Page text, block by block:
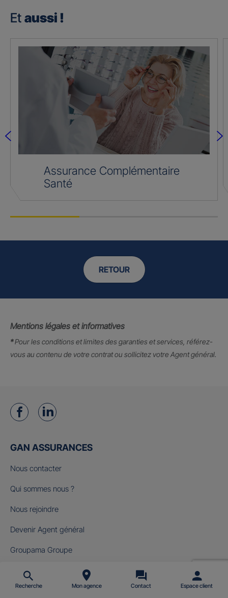
Et aussi !
Assurance Complémentaire
Santé
RETOUR
Mentions légales et informatives
*Pour les conditions et limites des garanties et services, référez-
vous au contenu de votre contrat ou sollicitez votre Agent général.
Recherche Mon agence Contact Espace client
GAN ASSURANCES
Nous contacter
Qui sommes nous ?
Nous rejoindre
Devenir Agent général
Groupama Groupe
Fondation Gan pour le Cinéma
NOS OFFRES